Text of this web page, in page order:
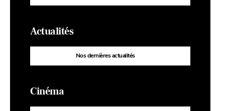
Actualités
Nos dernières actualités
Cinéma